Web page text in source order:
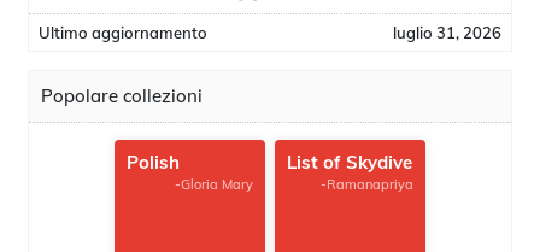
Ultimo aggiornamento luglio 31, 2026
Popolare collezioni
Polish
-Gloria Mary
List of Skydive
-Ramanapriya